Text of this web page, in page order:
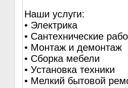
Наши услуги:
• Электрика
• Сантехнические
• Монтаж и демонтаж
• Сборка мебели
• Установка техники
• Мелкий бытовой